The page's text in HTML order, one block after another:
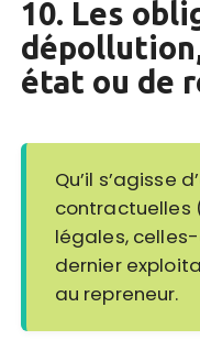
10. Les
état ou de
Qu’il s’agisse
contractuelles
légales,
dernier
au repreneur.